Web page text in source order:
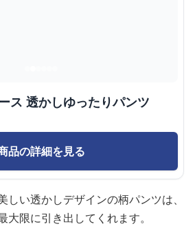
ス 透かしゆったりパンツ
品の詳細を見る
しい透かしデザインの柄パンツは、
大限に引き出してくれます。